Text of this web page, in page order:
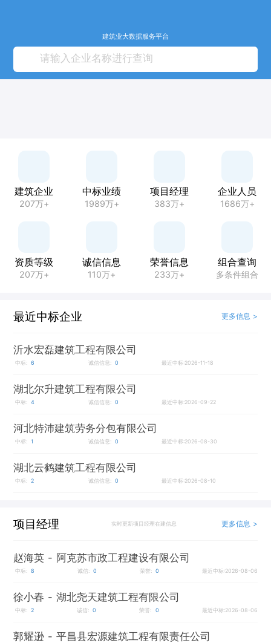
建筑业大数据服务平台
建筑企业
207万+
中标业绩
1989万+
项目经理
383万+
企业人员
1686万+
资质等级
207万+
诚信信息
110万+
荣誉信息
233万+
组合查询
多条件组合
最近中标企业 更多信息 >
沂水宏磊建筑工程有限公司
中标: 6 诚信信息: 0 最近中标:2026-11-18
湖北尔升建筑工程有限公司
中标: 4 诚信信息: 0 最近中标:2026-09-22
河北特沛建筑劳务分包有限公司
中标: 1 诚信信息: 0 最近中标:2026-08-30
湖北云鹤建筑工程有限公司
中标: 2 诚信信息: 0 最近中标:2026-08-10
项目经理 实时更新项目经理在建信息 更多信息 >
赵海英 - 阿克苏市政工程建设有限公司
中标: 8 诚信: 0 荣誉: 0 最近中标:2026-08-06
徐小春 - 湖北尧天建筑工程有限公司
中标: 2 诚信: 0 荣誉: 0 最近中标:2026-08-06
郭耀逊 - 平昌县宏源建筑工程有限责任公司